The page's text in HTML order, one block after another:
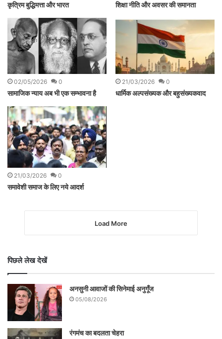
कृत्रिम बुद्धिमत्ता और भारत शिक्षा नीति और अवसर की समानता
02/05/2026 0
सामाजिक न्याय अब भी एक सम्भावना है
21/03/2026 0
धार्मिक अल्पसंख्यक और बहुसंख्यकवाद
21/03/2026 0
समावेशी समाज के लिए नये आदर्श
Load More
पिछले लेख देखें
अनसुनी आवाजों की सिनेमाई अनुगूँज
05/08/2026
रंगमंच का बदलता चेहरा